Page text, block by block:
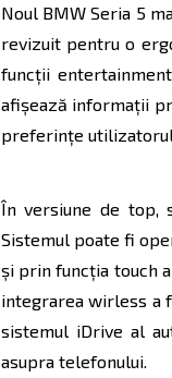
Noul BMW Seria 5
revizuit pentru o
funcţii
afişează informaţii
preferinţe
În versiune de top,
Sistemul poate fi
şi prin funcţia touch
integrarea wirless a
sistemul iDrive al
asupra telefonului.